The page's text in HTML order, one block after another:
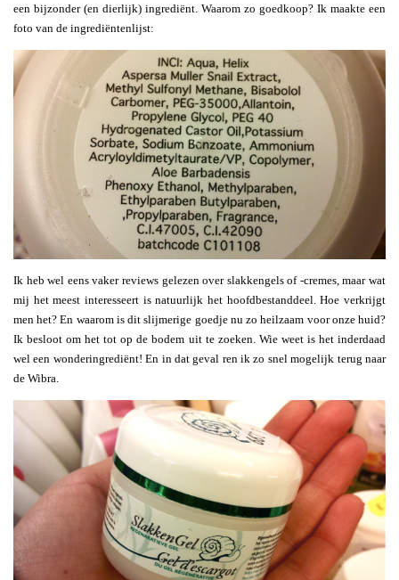
een bijzonder (en dierlijk) ingrediënt. Waarom zo goedkoop? Ik maakte een
foto van de ingrediëntenlijst:
Ik heb wel eens vaker reviews gelezen over slakkengels of -cremes, maar wat
mij het meest interesseert is natuurlijk het hoofdbestanddeel. Hoe verkrijgt
men het? En waarom is dit slijmerige goedje nu zo heilzaam voor onze huid?
Ik besloot om het tot op de bodem uit te zoeken. Wie weet is het inderdaad
wel een wonderingrediënt! En in dat geval ren ik zo snel mogelijk terug naar
de Wibra.